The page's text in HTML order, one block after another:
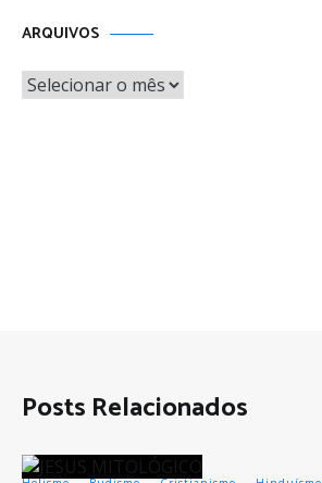
ARQUIVOS Arquivos
Posts Relacionados